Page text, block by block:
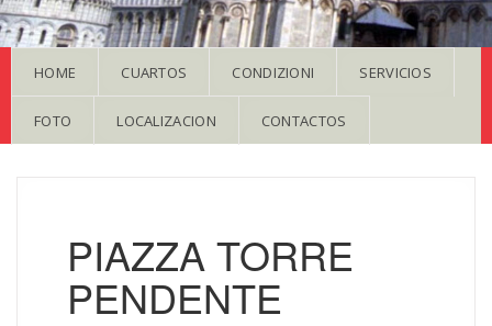
HOME CUARTOS CONDIZIONI SERVICIOS
FOTO LOCALIZACION CONTACTOS
PIAZZA TORRE
PENDENTE